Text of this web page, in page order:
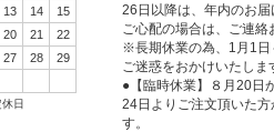
26日以降は、年内のお届
ご心配の場合は、ご連絡
※長期休業の為、1月1日
ご迷惑をおかけいたしま
●【臨時休業】８月20日
24日よりご注文頂いた
す。
13 14
15
20 21
22
27 28
29
日